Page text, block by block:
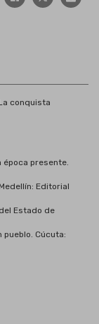
conquista
época presente.
Editorial
Estado de
pueblo. Cúcuta: